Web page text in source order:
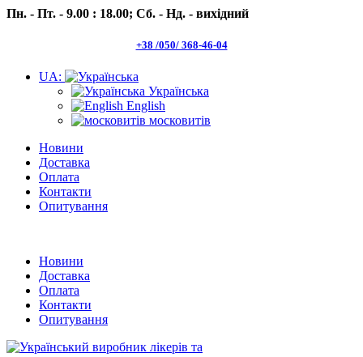
Пн. - Пт. - 9.00 : 18.00; Сб. - Нд. - вихідний
+38 /050/ 368-46-04
UA:
Українська
English
московитів
Новини
Доставка
Оплата
Контакти
Опитування
Новини
Доставка
Оплата
Контакти
Опитування